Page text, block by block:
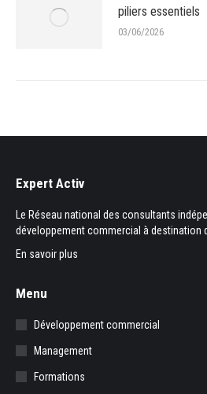
piliers essentiels
03/06/2026
Expert Activ
Le Réseau national des consultants
développement commercial à destination
En savoir plus
Menu
Développement commercial
Management
Formations